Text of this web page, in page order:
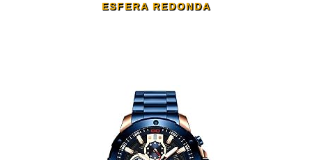
ESFERA REDONDA